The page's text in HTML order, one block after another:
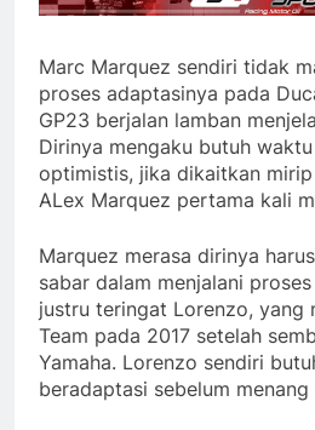
Marc Marquez sendiri tidak
proses adaptasinya pada
GP23 berjalan lamban
Dirinya mengaku butuh
optimistis, jika dikaitkan
ALex Marquez pertama kali
Marquez merasa dirinya
sabar dalam menjalani
justru teringat Lorenzo, yang
Team pada 2017 setelah
Yamaha. Lorenzo sendiri
beradaptasi sebelum